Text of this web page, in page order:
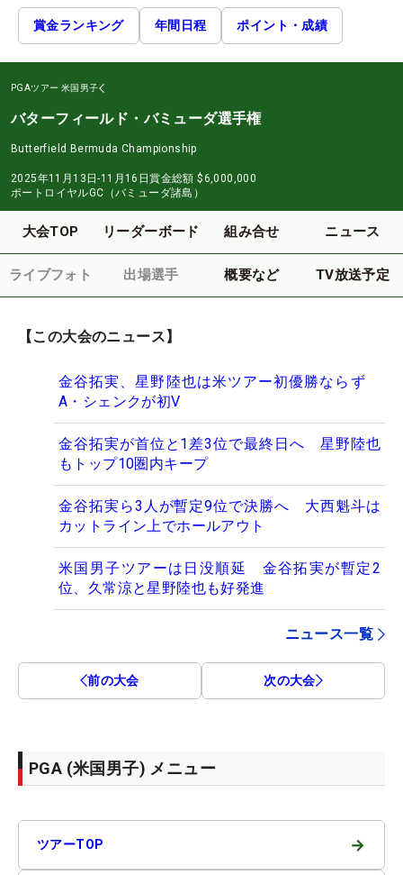
賞金ランキング 年間日程 ポイント・成績
PGAツアー 米国男子
バターフィールド・バミューダ選手権
Butterfield Bermuda Championship
2025年11月13日-11月16日賞金総額 $6,000,000
ポートロイヤルGC（バミューダ諸島）
大会TOP リーダーボード 組み合せ ニュース
ライブフォト 出場選手 概要など TV放送予定
【この大会のニュース】
金谷拓実、星野陸也は米ツアー初優勝ならず
A・シェンクが初V
金谷拓実が首位と1差3位で最終日へ 星野陸也
もトップ10圏内キープ
金谷拓実ら3人が暫定9位で決勝へ 大西魁斗は
カットライン上でホールアウト
米国男子ツアーは日没順延 金谷拓実が暫定2
位、久常涼と星野陸也も好発進
ニュース一覧
前の大会 次の大会
PGA (米国男子) メニュー
ツアーTOP →